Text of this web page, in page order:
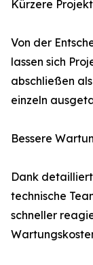
Kürzere
Von der
lassen sich
abschließen
einzeln
Bessere
Dank
technische
schneller